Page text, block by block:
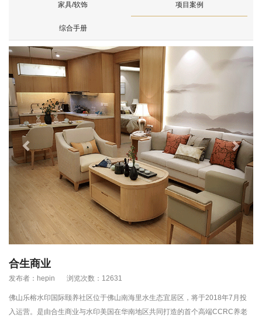
家具/软饰 项目案例
综合手册
合生商业
发布者：hepin 浏览次数：12631
佛山乐榕水印国际颐养社区位于佛山南海里水生态宜居区，将于2018年7月投
入运营。是由合生商业与水印美国在华南地区共同打造的首个高端CCRC养老